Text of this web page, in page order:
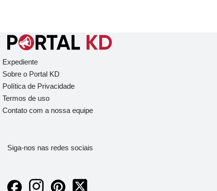
Expediente
Sobre o Portal KD
Política de Privacidade
Termos de uso
Contato com a nossa equipe
Siga-nos nas redes sociais